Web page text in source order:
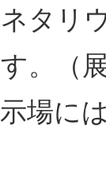
タリ
。（
場に